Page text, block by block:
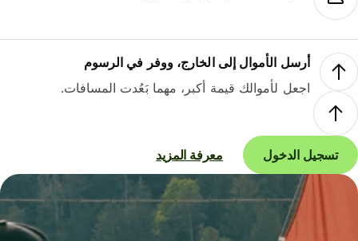
أرسل الأموال إلى الخارج، ووفر في الرسوم
اجعل لأموالك قيمة أكبر، مهما بَعُدت المسافات.
تسجيل الدخول معرفة المزيد